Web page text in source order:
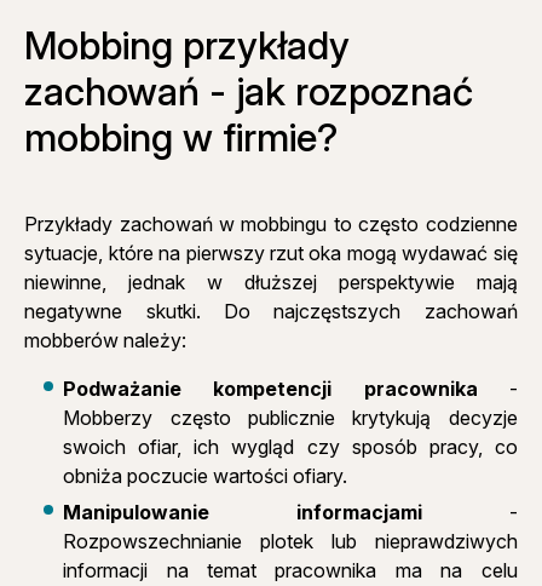
Mobbing przykłady
zachowań - jak rozpoznać
mobbing w firmie?
Przykłady zachowań w mobbingu to często codzienne
sytuacje, które na pierwszy rzut oka mogą wydawać się
niewinne, jednak w dłuższej perspektywie mają
negatywne skutki. Do najczęstszych zachowań
mobberów należy:
Podważanie kompetencji pracownika -
Mobberzy często publicznie krytykują decyzje
swoich ofiar, ich wygląd czy sposób pracy, co
obniża poczucie wartości ofiary.
Manipulowanie informacjami -
Rozpowszechnianie plotek lub nieprawdziwych
informacji na temat pracownika ma na celu